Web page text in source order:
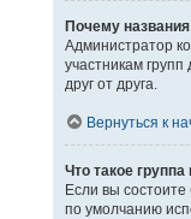
Почему
Администратор
участникам
друг от друга.
Вернуться к
Что такое
Если вы
по умолчанию